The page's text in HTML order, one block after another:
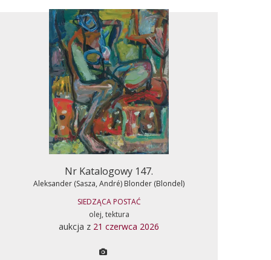
Nr Katalogowy 147.
Aleksander (Sasza, André) Blonder (Blondel)
SIEDZĄCA POSTAĆ
olej, tektura
aukcja z 21 czerwca 2026